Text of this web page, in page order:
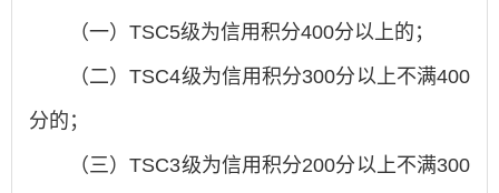
（一）TSC5级为信用积分400分以上的；
（二）TSC4级为信用积分300分以上不满400
分的；
（三）TSC3级为信用积分200分以上不满300